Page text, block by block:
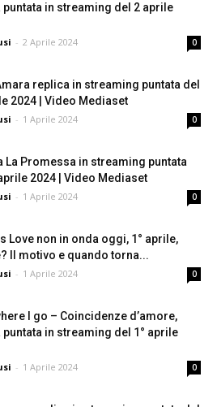
puntata in streaming del 2 aprile
- 2 Aprile 2024 0
replica in streaming puntata del
2024 | Video Mediaset
- 1 Aprile 2024 0
La Promessa in streaming puntata
2024 | Video Mediaset
- 1 Aprile 2024 0
Love non in onda oggi, 1° aprile,
Il motivo e quando torna...
- 1 Aprile 2024 0
I go – Coincidenze d’amore,
in streaming del 1° aprile
- 1 Aprile 2024 0